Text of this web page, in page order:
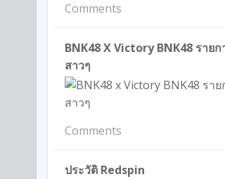
Comments
BNK48 X Victory BNK48 ราย
สาวๆ
Comments
ประวัติ Redspin